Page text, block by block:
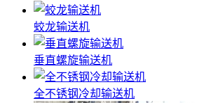
蛟龙输送机
垂直螺旋输送机
全不锈钢冷却输送机